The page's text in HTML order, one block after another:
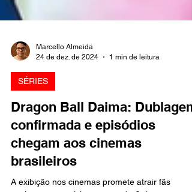
Marcello Almeida
24 de dez. de 2024
SÉRIES